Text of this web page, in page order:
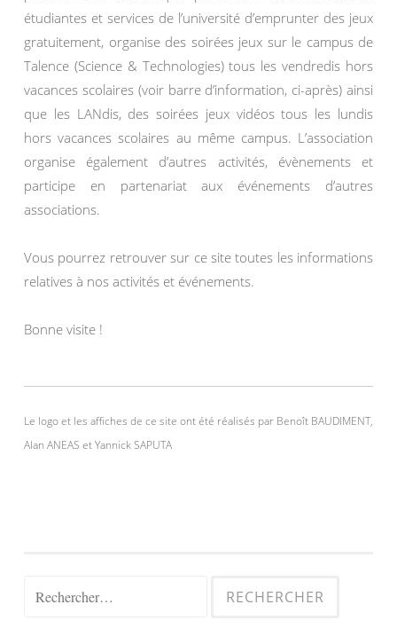
étudiantes et services de l’université d’emprunter des jeux
gratuitement, organise des soirées jeux sur le campus de
Talence (Science & Technologies) tous les vendredis hors
vacances scolaires (voir barre d’information, ci-après) ainsi
que les LANdis, des soirées jeux vidéos tous les lundis
hors vacances scolaires au même campus. L’association
organise également d’autres activités, évènements et
participe en partenariat aux événements d’autres
associations.
Vous pourrez retrouver sur ce site toutes les informations
relatives à nos activités et événements.
Bonne visite !
Le logo et les affiches de ce site ont été réalisés par Benoît BAUDIMENT,
Alan ANEAS et Yannick SAPUTA
Rechercher :